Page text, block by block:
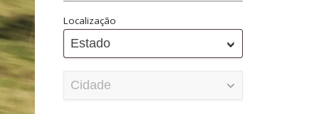
Localização
Estado